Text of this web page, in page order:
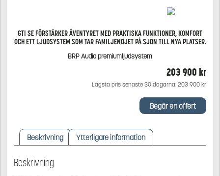
GTI SE FÖRSTÄRKER ÄVENTYRET MED PRAKTISKA FUNKTIONER, KOMFORT
OCH ETT LJUDSYSTEM SOM TAR FAMILJENÖJET PÅ SJÖN TILL NYA PLATSER.
BRP Audio premiumljudsystem
203 900 kr
Lägsta pris senaste 30 dagarna: 203 900 kr
Begär en offert
Beskrivning Ytterligare information
Beskrivning